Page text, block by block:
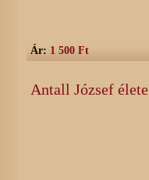
Ár: 1 500 Ft
Antall József